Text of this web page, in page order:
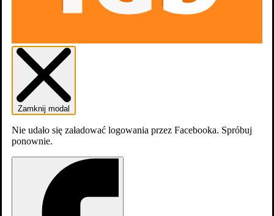
Zaloguj sięZałóź konto
Zamknij modal
Nie udało się załadować logowania przez Facebooka. Spróbuj
ponownie.